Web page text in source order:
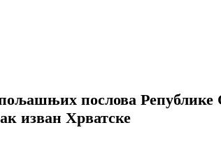
послова Републике
изван Хрватске